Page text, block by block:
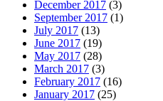
December 2017 (3)
September 2017 (1)
July 2017 (13)
June 2017 (19)
May 2017 (28)
March 2017 (3)
February 2017 (16)
January 2017 (25)